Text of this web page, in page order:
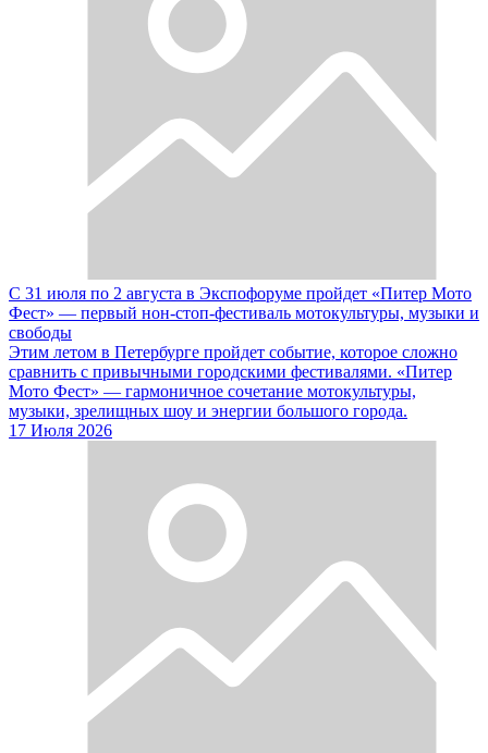
С 31 июля по 2 августа в Экспофоруме пройдет «Питер Мото
Фест» — первый нон-стоп-фестиваль мотокультуры, музыки и
свободы
Этим летом в Петербурге пройдет событие, которое сложно
сравнить с привычными городскими фестивалями. «Питер
Мото Фест» — гармоничное сочетание мотокультуры,
музыки, зрелищных шоу и энергии большого города.
17 Июля 2026